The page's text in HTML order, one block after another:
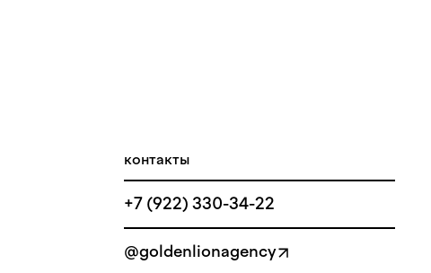
контакты
+7 (922) 330-34-22
@goldenlionagency